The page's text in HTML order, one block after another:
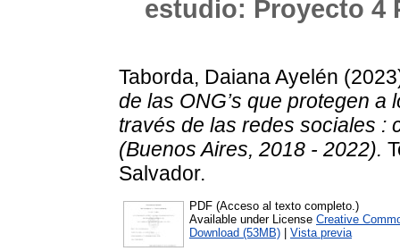
estudio: Proyecto 4
Taborda, Daiana Ayelén
de las ONG’s que protegen
través de las redes sociales :
(Buenos Aires, 2018 - 2022).
Salvador.
PDF (Acceso al texto completo.)
Available under License Creative
Download (53MB)
Vista previa